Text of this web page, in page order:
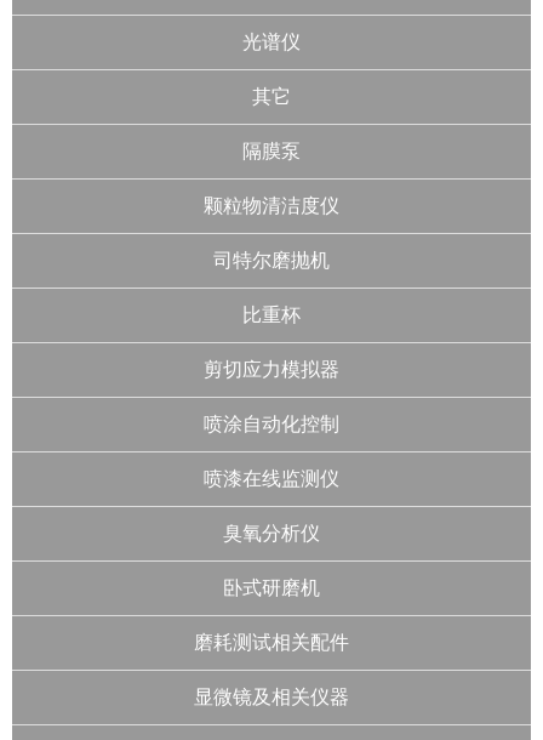
光谱仪
其它
隔膜泵
颗粒物清洁度仪
司特尔磨抛机
比重杯
剪切应力模拟器
喷涂自动化控制
喷漆在线监测仪
臭氧分析仪
卧式研磨机
磨耗测试相关配件
显微镜及相关仪器